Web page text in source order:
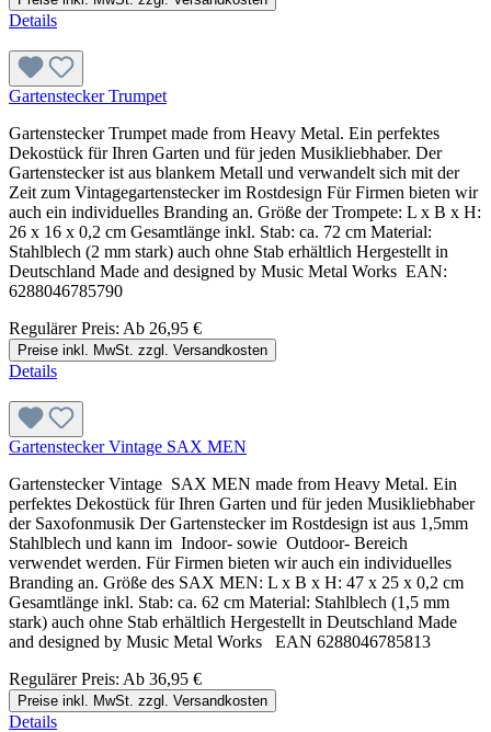
Details
Gartenstecker Trumpet
Gartenstecker Trumpet made from Heavy Metal. Ein perfektes
Dekostück für Ihren Garten und für jeden Musikliebhaber. Der
Gartenstecker ist aus blankem Metall und verwandelt sich mit der
Zeit zum Vintagegartenstecker im Rostdesign Für Firmen bieten wir
auch ein individuelles Branding an. Größe der Trompete: L x B x H:
26 x 16 x 0,2 cm Gesamtlänge inkl. Stab: ca. 72 cm Material:
Stahlblech (2 mm stark) auch ohne Stab erhältlich Hergestellt in
Deutschland Made and designed by Music Metal Works EAN:
6288046785790
Regulärer Preis: Ab 26,95 €
Preise inkl. MwSt. zzgl. Versandkosten
Details
Gartenstecker Vintage SAX MEN
Gartenstecker Vintage SAX MEN made from Heavy Metal. Ein
perfektes Dekostück für Ihren Garten und für jeden Musikliebhaber
der Saxofonmusik Der Gartenstecker im Rostdesign ist aus 1,5mm
Stahlblech und kann im Indoor- sowie Outdoor- Bereich
verwendet werden. Für Firmen bieten wir auch ein individuelles
Branding an. Größe des SAX MEN: L x B x H: 47 x 25 x 0,2 cm
Gesamtlänge inkl. Stab: ca. 62 cm Material: Stahlblech (1,5 mm
stark) auch ohne Stab erhältlich Hergestellt in Deutschland Made
and designed by Music Metal Works EAN 6288046785813
Regulärer Preis: Ab 36,95 €
Preise inkl. MwSt. zzgl. Versandkosten
Details